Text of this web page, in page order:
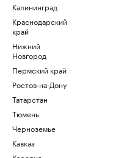
Калининград
Краснодарский
край
Нижний
Новгород
Пермский край
Ростов-на-Дону
Татарстан
Тюмень
Черноземье
Кавказ